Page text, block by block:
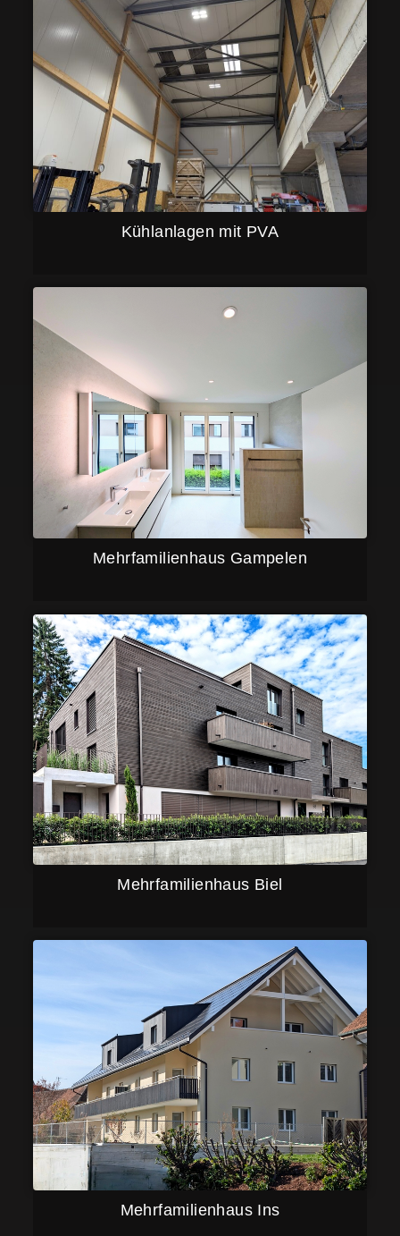
Kühlanlagen mit PVA
Mehrfamilienhaus Gampelen
Mehrfamilienhaus Biel
Mehrfamilienhaus Ins